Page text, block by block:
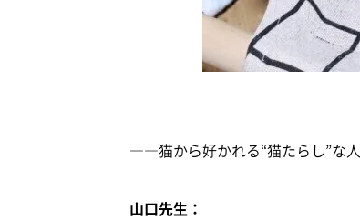
――猫から好かれる“猫たらし”な
山口先生：